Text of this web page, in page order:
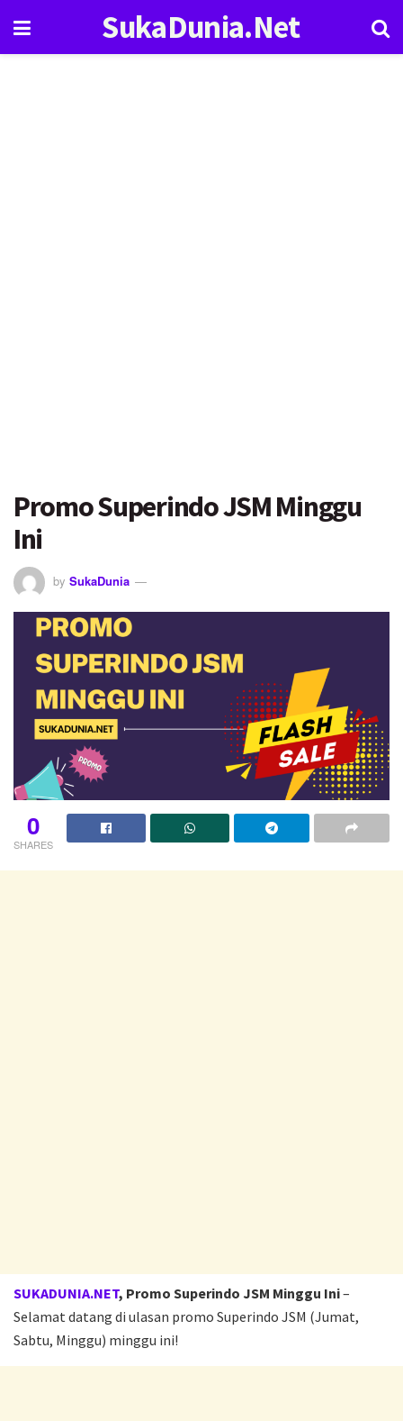
SukaDunia.Net
Promo Superindo JSM Minggu
Ini
by SukaDunia
0
SHARES
SUKADUNIA.NET, Promo Superindo JSM Minggu Ini–
Selamat datang di ulasan promo Superindo JSM (Jumat,
Sabtu, Minggu) minggu ini!